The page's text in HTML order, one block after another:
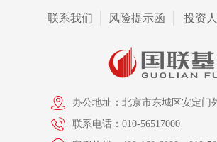
联系我们 风险提示函 投资
办公地址：北京市东城区安定门
联系电话：010-56517000